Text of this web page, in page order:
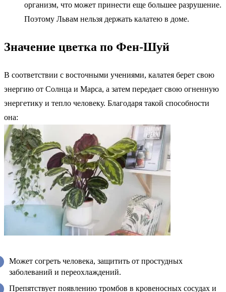
организм, что может принести еще большее разрушение.
Поэтому Львам нельзя держать калатею в доме.
Значение цветка по Фен-Шуй
В соответствии с восточными учениями, калатея берет свою
энергию от Солнца и Марса, а затем передает свою огненную
энергетику и тепло человеку. Благодаря такой способности
она:
Может согреть человека, защитить от простудных
заболеваний и переохлаждений.
Препятствует появлению тромбов в кровеносных сосудах и